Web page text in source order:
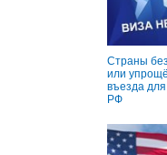
Страны
или
въезда
РФ